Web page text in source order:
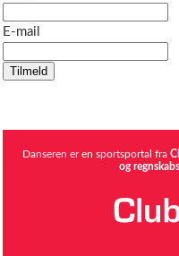
E-mail
Danseren er en sportsportal fra
og